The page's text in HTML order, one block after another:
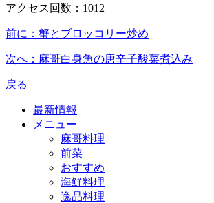
アクセス回数： 1012
前に： 蟹とブロッコリー炒め
次へ： 麻哥白身魚の唐辛子酸菜煮込み
戻る
最新情報
メニュー
麻哥料理
前菜
おすすめ
海鮮料理
逸品料理